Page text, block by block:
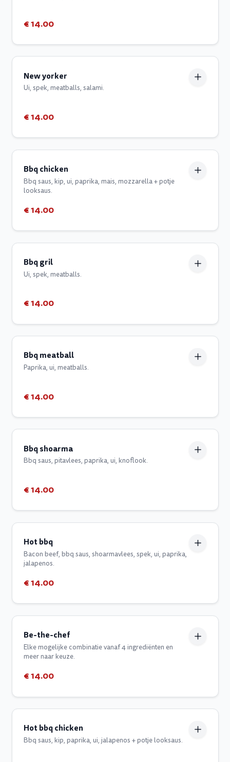
€ 14.00
New yorker
Ui, spek, meatballs, salami.
€ 14.00
Bbq chicken
Bbq saus, kip, ui, paprika, mais, mozzarella + potje
looksaus.
€ 14.00
Bbq gril
Ui, spek, meatballs.
€ 14.00
Bbq meatball
Paprika, ui, meatballs.
€ 14.00
Bbq shoarma
Bbq saus, pitavlees, paprika, ui, knoflook.
€ 14.00
Hot bbq
Bacon beef, bbq saus, shoarmavlees, spek, ui, paprika,
jalapenos.
€ 14.00
Be-the-chef
Elke mogelijke combinatie vanaf 4 ingrediënten en
meer naar keuze.
€ 14.00
Hot bbq chicken
Bbq saus, kip, paprika, ui, jalapenos + potje looksaus.